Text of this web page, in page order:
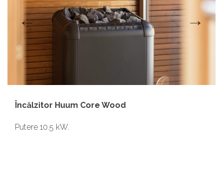
Încălzitor Huum Core Wood
Putere 10.5 kW.